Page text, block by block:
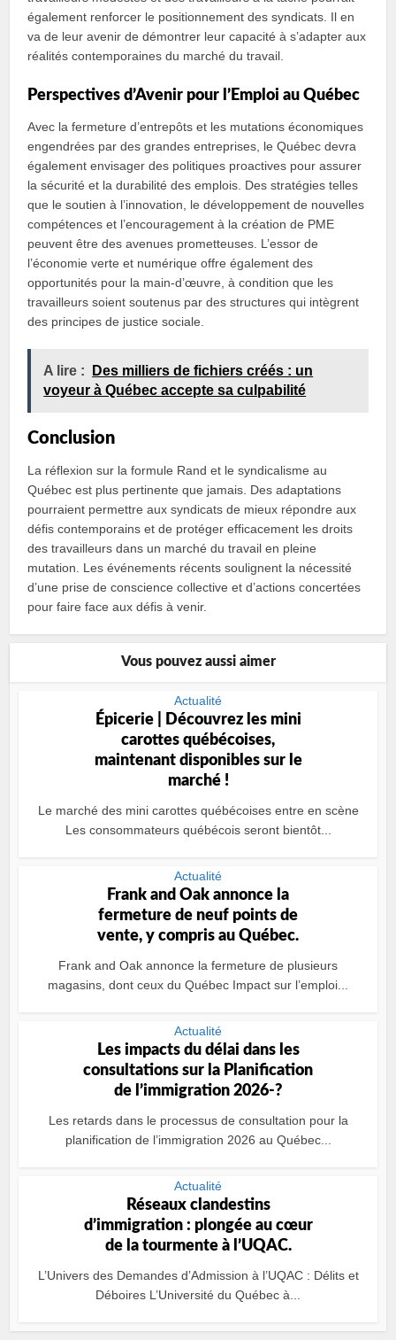
également renforcer le positionnement des syndicats. Il en
va de leur avenir de démontrer leur capacité à s’adapter aux
réalités contemporaines du marché du travail.
Perspectives d’Avenir pour l’Emploi au Québec
Avec la fermeture d’entrepôts et les mutations économiques
engendrées par des grandes entreprises, le Québec devra
également envisager des politiques proactives pour assurer
la sécurité et la durabilité des emplois. Des stratégies telles
que le soutien à l’innovation, le développement de nouvelles
compétences et l’encouragement à la création de PME
peuvent être des avenues prometteuses. L’essor de
l’économie verte et numérique offre également des
opportunités pour la main-d’œuvre, à condition que les
travailleurs soient soutenus par des structures qui intègrent
des principes de justice sociale.
A lire :
Des milliers de fichiers créés : un
voyeur à Québec accepte sa culpabilité
Conclusion
La réflexion sur la formule Rand et le syndicalisme au
Québec est plus pertinente que jamais. Des adaptations
pourraient permettre aux syndicats de mieux répondre aux
défis contemporains et de protéger efficacement les droits
des travailleurs dans un marché du travail en pleine
mutation. Les événements récents soulignent la nécessité
d’une prise de conscience collective et d’actions concertées
pour faire face aux défis à venir.
Vous pouvez aussi aimer
Actualité
Épicerie | Découvrez les mini
carottes québécoises,
maintenant disponibles sur le
marché !
Le marché des mini carottes québécoises entre en scène
Les consommateurs québécois seront bientôt...
Actualité
Frank and Oak annonce la
fermeture de neuf points de
vente, y compris au Québec.
Frank and Oak annonce la fermeture de plusieurs
magasins, dont ceux du Québec Impact sur l’emploi...
Actualité
Les impacts du délai dans les
consultations sur la Planification
de l’immigration 2026-?
Les retards dans le processus de consultation pour la
planification de l’immigration 2026 au Québec...
Actualité
Réseaux clandestins
d’immigration : plongée au cœur
de la tourmente à l’UQAC.
L’Univers des Demandes d’Admission à l’UQAC : Délits et
Déboires L’Université du Québec à...